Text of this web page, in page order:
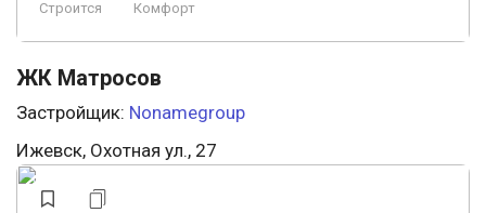
Строится Комфорт
ЖК Матросов
Застройщик: Nonamegroup
Ижевск, Охотная ул., 27